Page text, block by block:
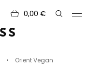
0,00 €
• Orient Vegan